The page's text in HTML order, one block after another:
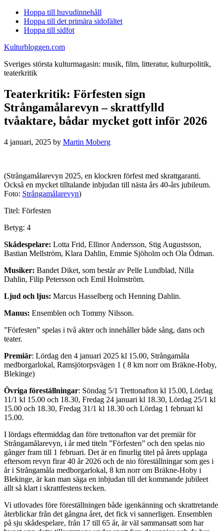
Hoppa till huvudinnehåll
Hoppa till det primära sidofältet
Hoppa till sidfot
Kulturbloggen.com
Sveriges största kulturmagasin: musik, film, litteratur, kulturpolitik,
teaterkritik
Teaterkritik: Förfesten sign
Strångamålarevyn – skrattfylld
tvåaktare, bådar mycket gott inför 2026
4 januari, 2025 by Martin Moberg
(Strångamålarevyn 2025, en klockren förfest med skrattgaranti.
Också en mycket tilltalande inbjudan till nästa års 40-års jubileum.
Foto: Strångamålarevyn)
Titel: Förfesten
Betyg: 4
Skådespelare: Lotta Frid, Ellinor Andersson, Stig Augustsson,
Bastian Mellström, Klara Dahlin, Emmie Sjöholm och Ola Ödman.
Musiker: Bandet Diket, som består av Pelle Lundblad, Nilla
Dahlin, Filip Petersson och Emil Holmström.
Ljud och ljus: Marcus Hasselberg och Henning Dahlin.
Manus: Ensemblen och Tommy Nilsson.
”Förfesten” spelas i två akter och innehåller både sång, dans och
teater.
Premiär: Lördag den 4 januari 2025 kl 15.00, Strångamåla
medborgarlokal, Ramsjötorpsvägen 1 ( 8 km norr om Bräkne-Hoby,
Blekinge)
Övriga föreställningar: Söndag 5/1 Trettonafton kl 15.00, Lördag
11/1 kl 15.00 och 18.30, Fredag 24 januari kl 18.30, Lördag 25/1 kl
15.00 och 18.30, Fredag 31/1 kl 18.30 och Lördag 1 februari kl
15.00.
I lördags eftermiddag dan före trettonafton var det premiär för
Strångamålarevyn, i år med titeln ”Förfesten” och den spelas nio
gånger fram till 1 februari. Det är en finurlig titel på årets upplaga
eftersom revyn firar 40 år 2026 och de nio föreställningar som ges i
år i Strångamåla medborgarlokal, 8 km norr om Bräkne-Hoby i
Blekinge, är kan man säga en inbjudan till det kommande jubileet
allt så klart i skrattfestens tecken.
Vi utlovades före föreställningen både igenkänning och skrattretande
återblickar från det gångna året, det fick vi sannerligen. Ensemblen
på sju skådespelare, från 17 till 65 år, är väl sammansatt som har